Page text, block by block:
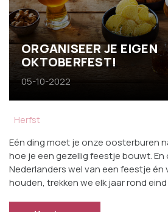
ORGANISEER JE EIGEN
OKTOBERFEST!
05-10-2022
Herfst
Eén ding moet je onze oosterburen
hoe je een gezellig feestje bouwt. En
Nederlanders wel van een feestje én
houden, trekken we elk jaar rond